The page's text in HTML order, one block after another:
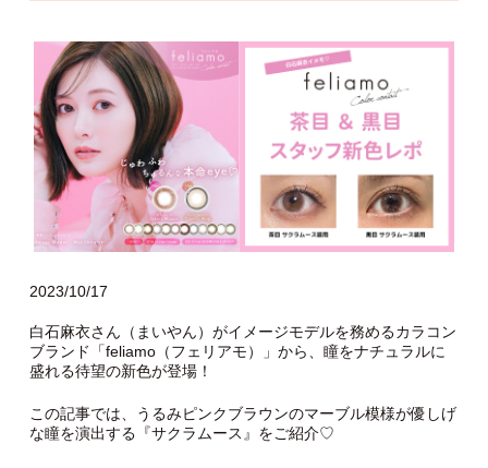
2023/10/17
白石麻衣さん（まいやん）がイメージモデルを務めるカラコン
ブランド「feliamo（フェリアモ）」から、瞳をナチュラルに
盛れる待望の新色が登場！
この記事では、うるみピンクブラウンのマーブル模様が優しげ
な瞳を演出する『サクラムース』をご紹介♡